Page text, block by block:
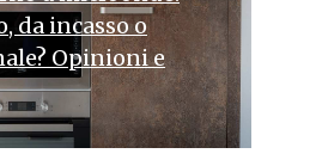
da incasso o
Opinioni e